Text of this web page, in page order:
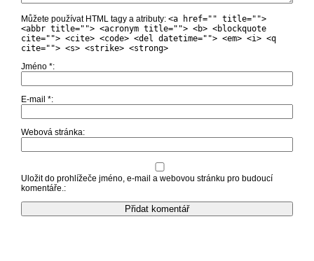
Můžete používat HTML tagy a atributy: <a href="" title="">
<abbr title=""> <acronym title=""> <b> <blockquote
cite=""> <cite> <code> <del datetime=""> <em> <i> <q
cite=""> <s> <strike> <strong>
Jméno *
E-mail *
Webová stránka
Uložit do prohlížeče jméno, e-mail a webovou stránku pro budoucí
komentáře.